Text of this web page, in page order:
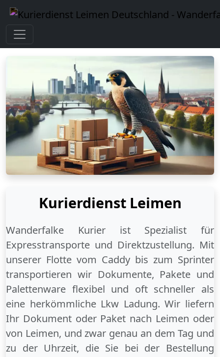
Kurierdienst Leimen
Wanderfalke Kurier ist Spezialist für
Expresstransporte und Direktzustellung. Mit
unserer Flotte vom Caddy bis zum Sprinter
transportieren wir Dokumente, Pakete und
Palettenware flexibel und oft schneller als
eine herkömmliche Lkw Ladung. Wir liefern
Ihr Dokument oder Paket nach Leimen oder
von Leimen, und zwar genau an dem Tag und
zu der Uhrzeit, die Sie bei der Bestellung